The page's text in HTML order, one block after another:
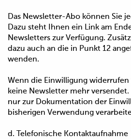
Das Newsletter-Abo können Sie
Dazu steht Ihnen ein Link am
Newsletters zur Verfügung.
dazu auch an die in Punkt 12
wenden.
Wenn die Einwilligung
keine Newsletter mehr
nur zur Dokumentation der
bisherigen Verwendung
d. Telefonische Kontaktaufnahme